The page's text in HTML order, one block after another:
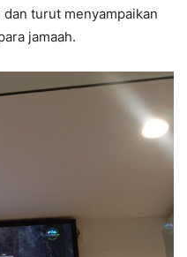
turut menyampaikan
jamaah.